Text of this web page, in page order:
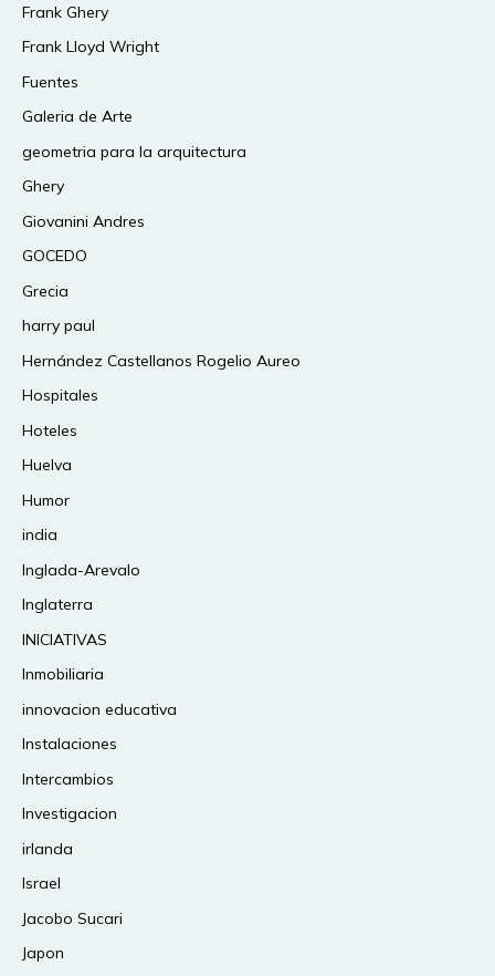
Frank Ghery
Frank Lloyd Wright
Fuentes
Galeria de Arte
geometria para la arquitectura
Ghery
Giovanini Andres
GOCEDO
Grecia
harry paul
Hernández Castellanos Rogelio Aureo
Hospitales
Hoteles
Huelva
Humor
india
Inglada-Arevalo
Inglaterra
INICIATIVAS
Inmobiliaria
innovacion educativa
Instalaciones
Intercambios
Investigacion
irlanda
Israel
Jacobo Sucari
Japon